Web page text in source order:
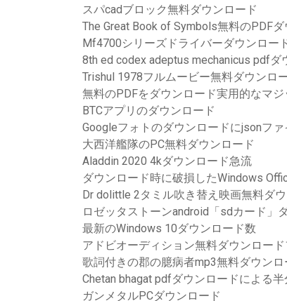
スパcadブロック無料ダウンロード
The Great Book of Symbols無料のPDF
Mf4700シリーズドライバーダウンロー
8th ed codex adeptus mechanicus pdfダ
Trishul 1978フルムービー無料ダウンロ
無料のPDFをダウンロード実用的なマ
BTCアプリのダウンロード
Googleフォトのダウンロードにjsonフ
大西洋艦隊のPC無料ダウンロード
Aladdin 2020 4kダウンロード急流
ダウンロード時に破損したWindows
Dr dolittle 2タミル吹き替え映画無料ダ
ロゼッタストーンandroid「sdカード」
最新のWindows 10ダウンロード数
アドビオーディション無料ダウンロー
歌詞付きの郡の臆病者mp3無料ダウンロ
Chetan bhagat pdfダウンロードによる
ガンメタルPCダウンロード